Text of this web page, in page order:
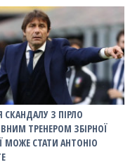
СКАНДАЛУ З ПІРЛО
ТРЕНЕРОМ ЗБІРНОЇ
МОЖЕ СТАТИ АНТОНІО